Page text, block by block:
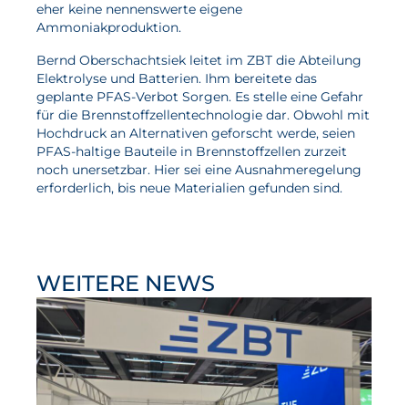
eher keine nennenswerte eigene
Ammoniakproduktion.
Bernd Oberschachtsiek leitet im ZBT die Abteilung
Elektrolyse und Batterien. Ihm bereitete das
geplante PFAS-Verbot Sorgen. Es stelle eine Gefahr
für die Brennstoffzellentechnologie dar. Obwohl mit
Hochdruck an Alternativen geforscht werde, seien
PFAS-haltige Bauteile in Brennstoffzellen zurzeit
noch unersetzbar. Hier sei eine Ausnahmeregelung
erforderlich, bis neue Materialien gefunden sind.
WEITERE NEWS